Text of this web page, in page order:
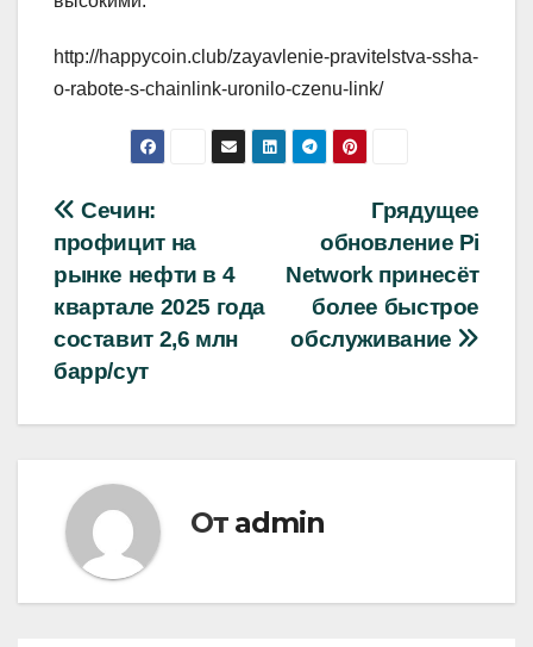
http://happycoin.club/zayavlenie-pravitelstva-ssha-
o-rabote-s-chainlink-uronilo-czenu-link/
Навигация
по
записям
Грядущее
обновление Pi
Network принесёт
более быстрое
обслуживание
Сечин:
профицит на
рынке нефти в 4
квартале 2025 года
составит 2,6 млн
барр/сут
От admin